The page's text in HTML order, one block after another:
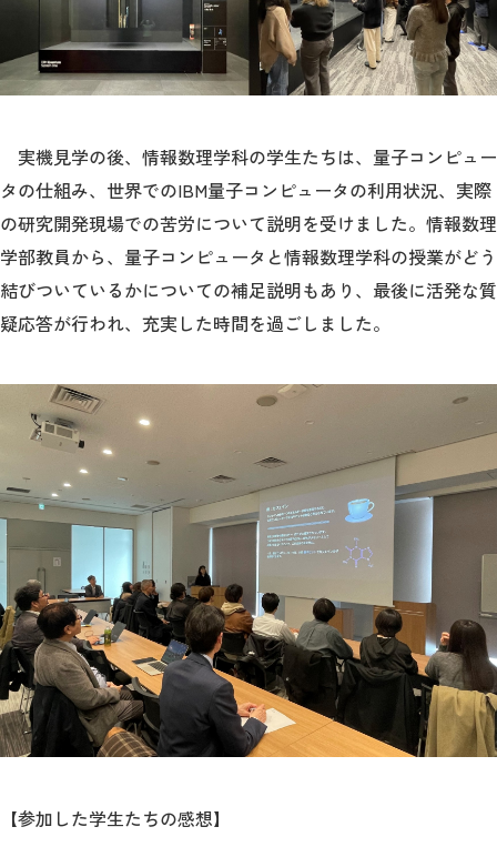
実機見学の後、情報数理学科の学生たちは、量子コンピュー
タの仕組み、世界でのIBM量子コンピュータの利用状況、実際
の研究開発現場での苦労について説明を受けました。情報数理
学部教員から、量子コンピュータと情報数理学科の授業がどう
結びついているかについての補足説明もあり、最後に活発な質
疑応答が行われ、充実した時間を過ごしました。
【参加した学生たちの感想】